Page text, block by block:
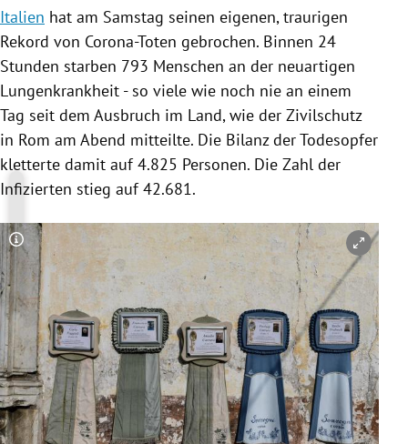
Untermenü
Untermenü
Untermenü
Untermenü
Untermenü
Untermenü
Untermenü
Italien hat am Samstag seinen eigenen, traurigen
Rekord von Corona-Toten gebrochen. Binnen 24
Stunden starben 793 Menschen an der neuartigen
Lungenkrankheit - so viele wie noch nie an einem
Tag seit dem Ausbruch im Land, wie der Zivilschutz
in Rom am Abend mitteilte. Die Bilanz der Todesopfer
kletterte damit auf 4.825 Personen. Die Zahl der
Infizierten stieg auf 42.681.
Copyright-Hinweis öffnen/schließen